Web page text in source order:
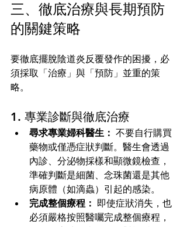
三、徹底治療與長期預防
的關鍵策略
要徹底擺脫陰道炎反覆發作的困擾，必
須採取「治療」與「預防」並重的策
略。
1. 專業診斷與徹底治療
尋求專業婦科醫生： 不要自行購買
藥物或僅憑症狀判斷。醫生會透過
內診、分泌物採樣和顯微鏡檢查，
準確判斷是細菌、念珠菌還是其他
病原體（如滴蟲）引起的感染。
完成整個療程：
即使症狀消失，也
必須嚴格按照醫囑完成整個療程，